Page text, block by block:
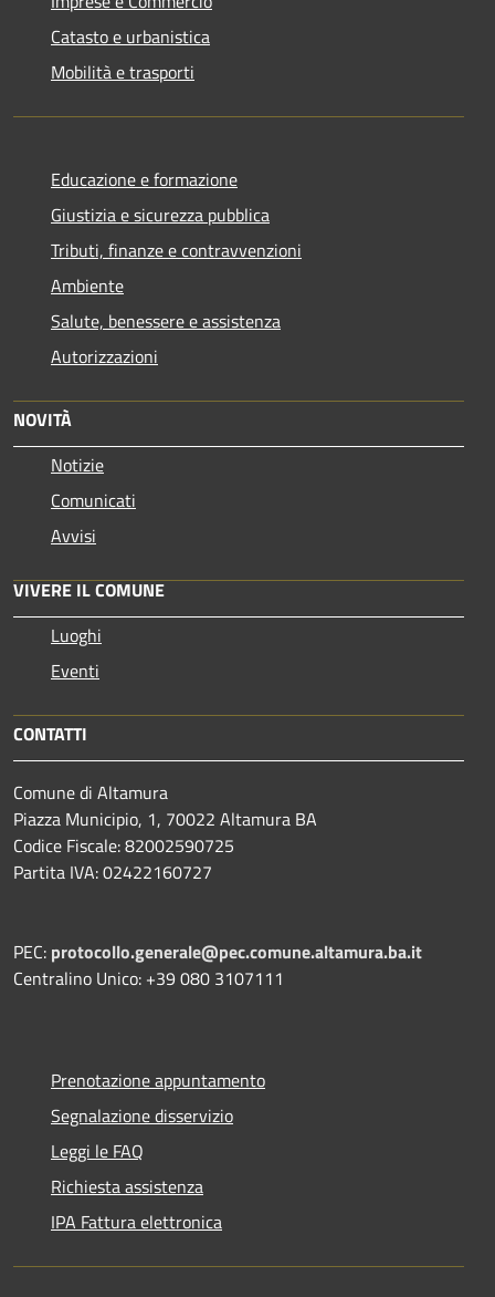
Catasto e urbanistica
Mobilità e trasporti
Educazione e formazione
Giustizia e sicurezza pubblica
Tributi, finanze e contravvenzioni
Ambiente
Salute, benessere e assistenza
Autorizzazioni
NOVITÀ
Notizie
Comunicati
Avvisi
VIVERE IL COMUNE
Luoghi
Eventi
CONTATTI
Comune di Altamura
Piazza Municipio, 1, 70022 Altamura BA
Codice Fiscale: 82002590725
Partita IVA: 02422160727
PEC: protocollo.generale@pec.comune.altamura.ba.it
Centralino Unico: +39 080 3107111
Prenotazione appuntamento
Segnalazione disservizio
Leggi le FAQ
Richiesta assistenza
IPA Fattura elettronica